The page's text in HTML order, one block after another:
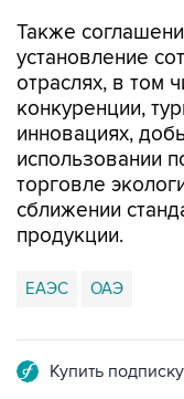
Также
установление
отраслях, в том
конкуренции,
инновациях,
использовании
торговле
сближении
продукции.
ЕАЭС ОАЭ
Купить